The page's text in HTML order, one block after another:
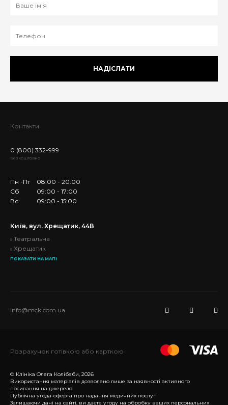
НАДІСЛАТИ
Контакти
0 (800) 332-999
Безкоштовно
Пн -Пт
08:00 - 20:00
Сб
09:00 - 17:00
Вс
09:00 - 15:00
Київ, вул. Хрещатик, 44В
Театральна
Хрещатик
ПОКАЗАТИ НА МАПІ
info@mck.com.ua
© Клініка Олега Колібаби, 2026
Використання матеріалів дозволено лише за наявності активного
посилання на джерело.
Публічна угода-оферта про надання медичних послуг
Залишаючи дані на сайті, ви даєте угоду на обробку ваших персональних
Розрахунок готівкою або карткою